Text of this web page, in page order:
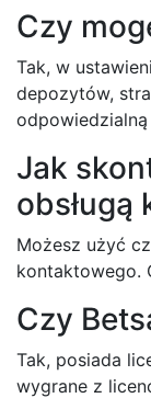
Czy
Tak, w
depozytów,
odpowiedzialną
Jak
obsługą
Możesz użyć
kontaktowego.
Czy
Tak, posiada
wygrane z